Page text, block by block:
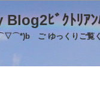
Blog2ﾋﾞ
ご ゆっくりご覧